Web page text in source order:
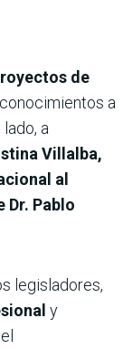
de
a
a
Villalba,
al
Pablo
legisladores,
y